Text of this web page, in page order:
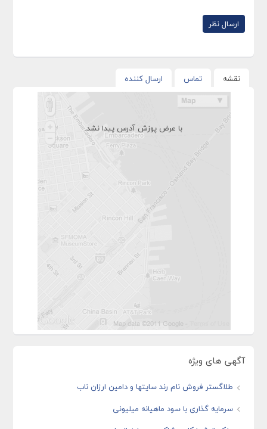
نقشه تماس ارسال کننده
با عرض پوزش آدرس پیدا نشد.
آگهی های ویژه
طلاگستر فروش نام رند سایتها و دامین ارزان ناب
سرمایه گذاری با سود ماهیانه میلیونی